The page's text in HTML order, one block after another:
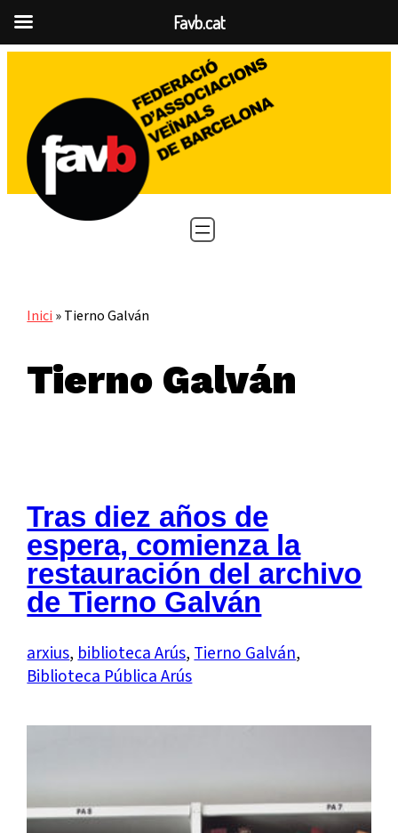
contingut
Inici »Tierno Galván
Tierno Galván
Tras diez años de
espera, comienza la
restauración del archivo
de Tierno Galván
arxius, biblioteca Arús, Tierno Galván
Biblioteca Pública Arús
Favb.cat